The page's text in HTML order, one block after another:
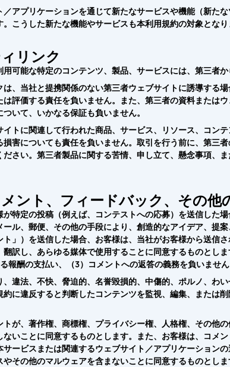
アプリケーションを通じて新たなサービスや機能（新た
こうした新たな機能やサービスも本利用規約の対象となり
リンク
可能な特定のコンテンツ、製品、サービスには、第三者か
、当社と提携関係のない第三者ウェブサイトに誘導する
評価する責任を負いません。また、第三者の資料または
いて、いかなる保証も負いません。
トに関連して行われた商品、サービス、リソース、コン
害についても責任を負いません。取引を行う前に、第三
ださい。第三者製品に関する苦情、申し立て、懸念事項、
ント、フィードバック、その他
特定の投稿（例えば、コンテストへの応募）を送信した
ル、郵便、その他の手段により、創造的なアイデア、提
ト」）を送信した場合、お客様は、当社がお客様から送信
訳し、あらゆる媒体で使用することに同意するものとし
報酬の支払い、（3）コメントへの返答の義務を負いません
違法、不快、脅迫的、名誉毀損的、中傷的、ポルノ、わ
に違反すると判断したコンテンツを監視、編集、または
が、著作権、商標権、プライバシー権、人格権、その他
いことに同意するものとします。また、お客様は、コメン
ービスまたは関連するウェブサイト／アプリケーション
その他のマルウェアを含まないことに同意するものとし